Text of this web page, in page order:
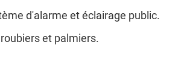
d'alarme et éclairage public.
et palmiers.